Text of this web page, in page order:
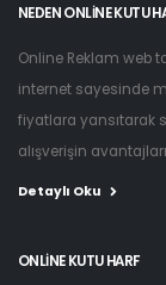
NEDEN ONLINE KUTU
Online Reklam web
internet sayesinde
fiyatlara yansıtarak
alışverişin
Detaylı Oku
ONLINE KUTU HARF